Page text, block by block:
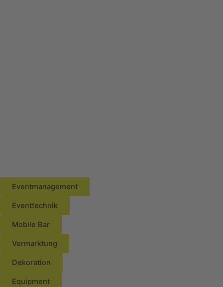
Eventmanagement
Eventtechnik
Mobile Bar
Vermarktung
Dekoration
Equipment